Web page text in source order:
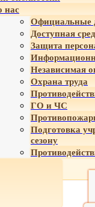
нас
Официальные
Доступная
Защита
Независимая
Охрана труда
ГО и ЧС
Подготовка
сезону